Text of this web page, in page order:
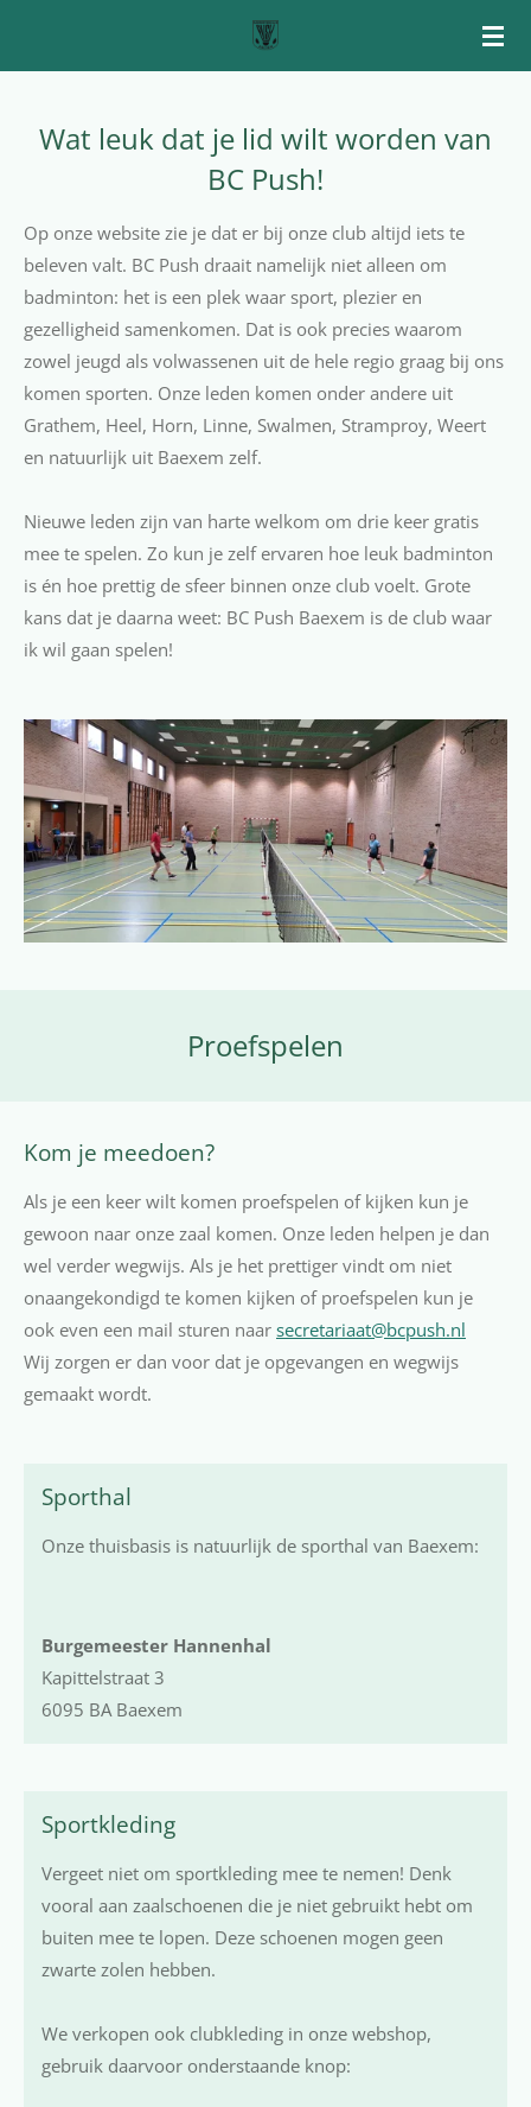
hoofdinhoud
Wat leuk dat je lid wilt worden van
BC Push!
Op onze website zie je dat er bij onze club altijd iets te
beleven valt. BC Push draait namelijk niet alleen om
badminton: het is een plek waar sport, plezier en
gezelligheid samenkomen. Dat is ook precies waarom
zowel jeugd als volwassenen uit de hele regio graag bij ons
komen sporten. Onze leden komen onder andere uit
Grathem, Heel, Horn, Linne, Swalmen, Stramproy, Weert
en natuurlijk uit Baexem zelf.
Nieuwe leden zijn van harte welkom om drie keer gratis
mee te spelen. Zo kun je zelf ervaren hoe leuk badminton
is én hoe prettig de sfeer binnen onze club voelt. Grote
kans dat je daarna weet: BC Push Baexem is de club waar
ik wil gaan spelen!
Proefspelen
Kom je meedoen?
Als je een keer wilt komen proefspelen of kijken kun je
gewoon naar onze zaal komen. Onze leden helpen je dan
wel verder wegwijs. Als je het prettiger vindt om niet
onaangekondigd te komen kijken of proefspelen kun je
ook even een mail sturen naar secretariaat@bcpush.nl
Wij zorgen er dan voor dat je opgevangen en wegwijs
gemaakt wordt.
Sporthal
Onze thuisbasis is natuurlijk de sporthal van Baexem:
Burgemeester Hannenhal
Kapittelstraat 3
6095 BA Baexem
Sportkleding
Vergeet niet om sportkleding mee te nemen! Denk
vooral aan zaalschoenen die je niet gebruikt hebt om
buiten mee te lopen. Deze schoenen mogen geen
zwarte zolen hebben.
We verkopen ook clubkleding in onze webshop,
gebruik daarvoor onderstaande knop: